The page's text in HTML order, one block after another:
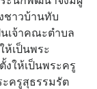
ชาวบ้านทับ
เจ้าคณะตำบล
ห้เป็นพระ
งให้เป็นพระครู
ครูสุธรรมรัต